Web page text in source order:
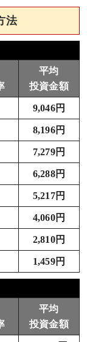
法
平均
投資金額
9,046円
8,196円
7,279円
6,288円
5,217円
4,060円
2,810円
1,459円
平均
投資金額